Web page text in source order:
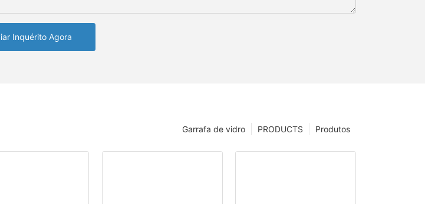
Inquérito Agora
Produtos
PRODUCTS
Garrafa de vidro